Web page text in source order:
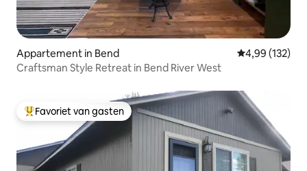
Appartement in Bend Gemiddelde
4,99 (132)
Craftsman Style Retreat in Bend River West
Topfavoriet van gasten
Favoriet van gasten